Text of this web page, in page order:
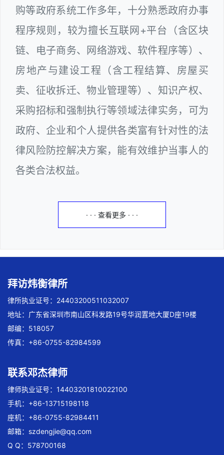
购等政府系统工作多年，十分熟悉政府办事
程序规则，较为擅长互联网+平台（含区块
链、电子商务、网络游戏、软件程序等）、
房地产与建设工程（含工程结算、房屋买
卖、征收拆迁、物业管理等）、知识产权、
采购招标和强制执行等领域法律实务，可为
政府、企业和个人提供各类富有针对性的法
律风险防控解决方案，能有效维护当事人的
各类合法权益。
· · · 查看更多 · · ·
拜访炜衡律所
律所执业证号：24403200511032007
地址：广东省深圳市南山区科发路19号华润置地大厦D座19楼
邮编：518057
传真：+86-0755-82984599
联系邓杰律师
律师执业证号：14403201810022100
手机：+86-13715198118
座机：+86-0755-82984411
邮箱： szdengjie@qq.com
Q Q：578700168